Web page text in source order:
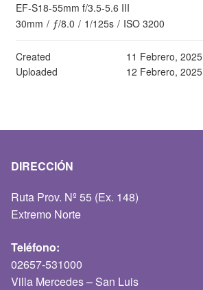
EF-S18-55mm f/3.5-5.6 III
30mm / ƒ/8.0 / 1/125s / ISO 3200
Created
11 Febrero, 2025
Uploaded
12 Febrero, 2025
DIRECCIÓN
Ruta Prov. Nº 55 (Ex. 148)
Extremo Norte
Teléfono:
02657-531000
Villa Mercedes – San Luis